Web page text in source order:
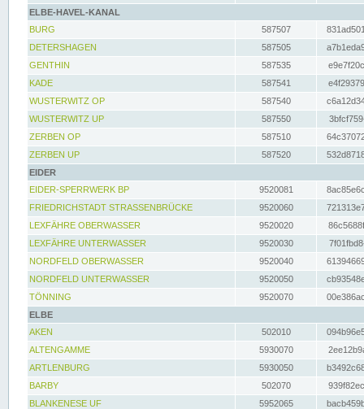
ELBE-HAVEL-KANAL
BURG
587507
DETERSHAGEN
587505
GENTHIN
587535
KADE
587541
WUSTERWITZ OP
587540
WUSTERWITZ UP
587550
ZERBEN OP
587510
ZERBEN UP
587520
EIDER
EIDER-SPERRWERK BP
9520081
FRIEDRICHSTADT STRASSENBRÜCKE
9520060
LEXFÄHRE OBERWASSER
9520020
LEXFÄHRE UNTERWASSER
9520030
NORDFELD OBERWASSER
9520040
NORDFELD UNTERWASSER
9520050
TÖNNING
9520070
ELBE
AKEN
502010
ALTENGAMME
5930070
ARTLENBURG
5930050
BARBY
502070
BLANKENESE UF
5952065